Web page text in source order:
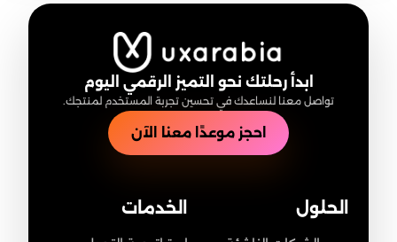
ابدأ رحلتك نحو التميز الرقمي اليوم
تواصل معنا لنساعدك في تحسين تجربة المستخدم لمنتجك.
احجز موعدًا معنا الآن
الخدمات الحلول